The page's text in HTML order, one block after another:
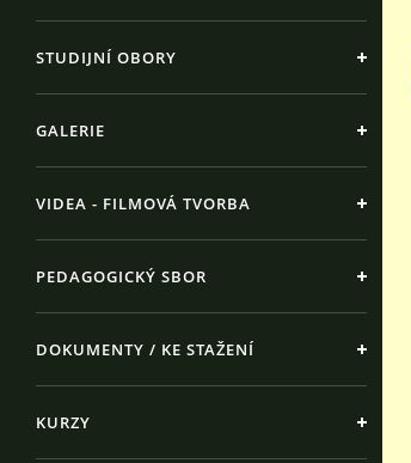
STUDIJNÍ OBORY
GALERIE
VIDEA - FILMOVÁ TVORBA
PEDAGOGICKÝ SBOR
DOKUMENTY / KE STAŽENÍ
KURZY